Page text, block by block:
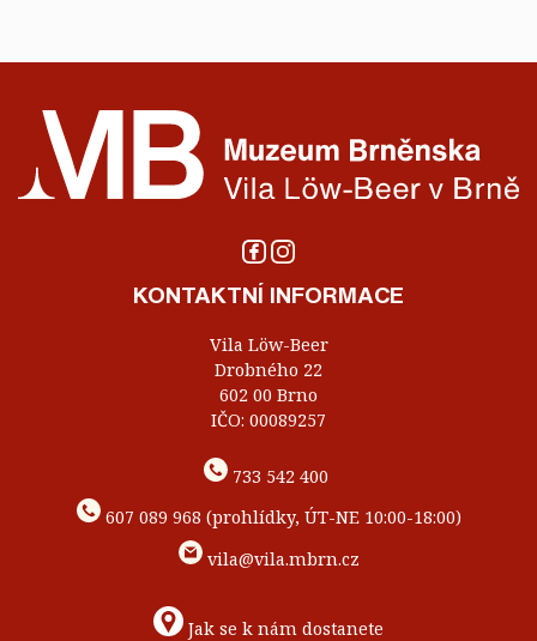
KONTAKTNÍ INFORMACE
Vila Löw-Beer
Drobného 22
602 00 Brno
IČO: 00089257
733 542 400
607 089 968 (prohlídky, ÚT-NE 10:00-18:00)
vila@vila.mbrn.cz
Jak se k nám dostanete